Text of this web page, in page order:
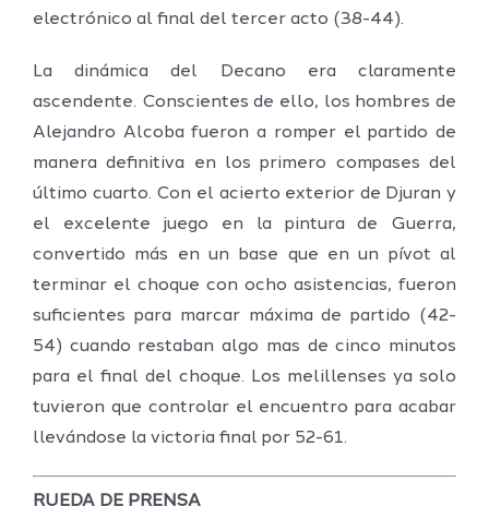
electrónico al final del tercer acto (38-44).
La dinámica del Decano era claramente
ascendente. Conscientes de ello, los hombres de
Alejandro Alcoba fueron a romper el partido de
manera definitiva en los primero compases del
último cuarto. Con el acierto exterior de Djuran y
el excelente juego en la pintura de Guerra,
convertido más en un base que en un pívot al
terminar el choque con ocho asistencias, fueron
suficientes para marcar máxima de partido (42-
54) cuando restaban algo mas de cinco minutos
para el final del choque. Los melillenses ya solo
tuvieron que controlar el encuentro para acabar
llevándose la victoria final por 52-61.
RUEDA DE PRENSA